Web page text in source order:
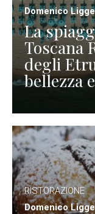
Domenico
La
Toscana
degli
bellezza
RISTORAZIONE
Domenico